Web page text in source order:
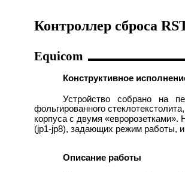
Контроллер сброса
Equicom
Конструктивное
Устройство собрано на
фольгированного
корпуса с двумя
(jp1-jp8), задающих режим работы,
Описание работы